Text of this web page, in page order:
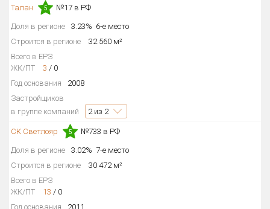
Талан 5 №17 в РФ
Доля в регионе 3.23% 6-е место
Строится в регионе
32 560 м²
Всего в ЕРЗ
ЖК/ПТ
3 / 0
Год основания
2008
Застройщиков
в группе компаний
2из 2
СК Светлояр 5 №733 в РФ
Доля в регионе 3.02% 7-е место
Строится в регионе
30 472 м²
Всего в ЕРЗ
ЖК/ПТ
13 / 0
Год основания
2011